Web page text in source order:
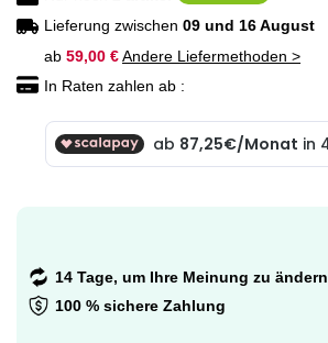
Lieferung zwischen 09 und 16 August
ab 59,00 €Andere Liefermethoden >
In Raten zahlen ab :
14 Tage, um Ihre Meinung zu ändern
100 % sichere Zahlung